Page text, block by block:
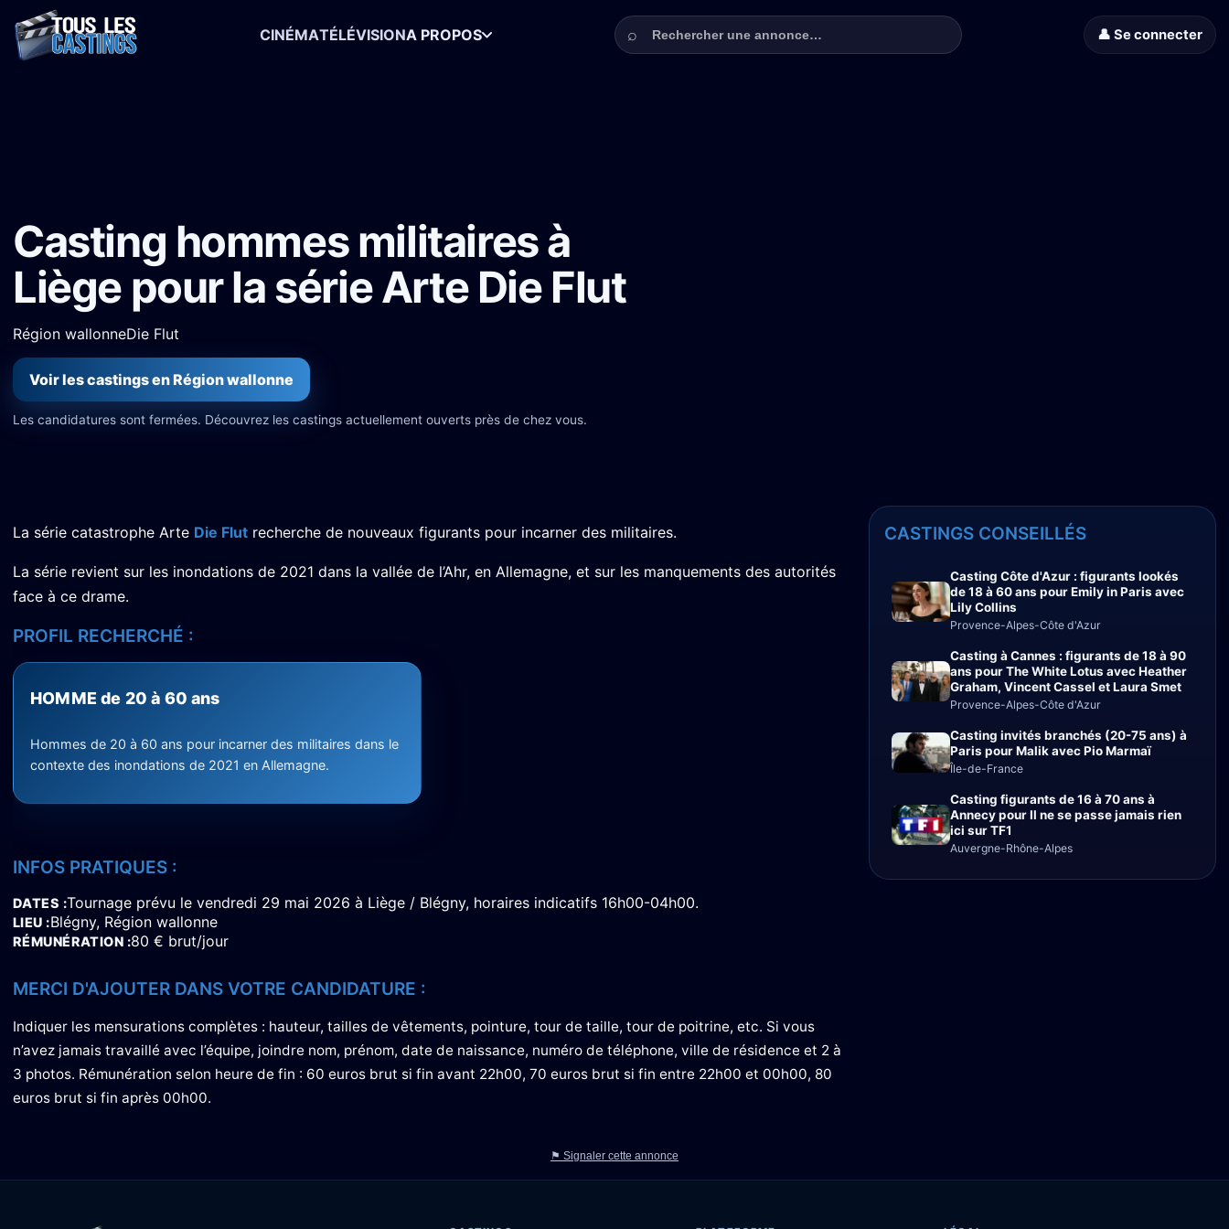
CINÉMATÉLÉVISIONA PROPOS Rechercher une annonce
⌕ 👤 Se connecter
Casting hommes militaires à
Liège pour la série Arte Die Flut
Région wallonneDie Flut
Voir les castings en Région wallonne
Les candidatures sont fermées. Découvrez les castings actuellement ouverts près de chez vous.
La série catastrophe Arte Die Flut recherche de nouveaux figurants pour incarner des militaires.
La série revient sur les inondations de 2021 dans la vallée de l’Ahr, en Allemagne, et sur les manquements des autorités
face à ce drame.
PROFIL RECHERCHÉ :
HOMME de 20 à 60 ans
Hommes de 20 à 60 ans pour incarner des militaires dans le
contexte des inondations de 2021 en Allemagne.
INFOS PRATIQUES :
DATES Tournage prévu le vendredi 29 mai 2026 à Liège / Blégny, horaires indicatifs 16h00-04h00.
LIEU Blégny, Région wallonne
RÉMUNÉRATION 80 € brut/jour
MERCI D'AJOUTER DANS VOTRE CANDIDATURE :
Indiquer les mensurations complètes : hauteur, tailles de vêtements, pointure, tour de taille, tour de poitrine, etc. Si vous
n’avez jamais travaillé avec l’équipe, joindre nom, prénom, date de naissance, numéro de téléphone, ville de résidence et 2 à
3 photos. Rémunération selon heure de fin : 60 euros brut si fin avant 22h00, 70 euros brut si fin entre 22h00 et 00h00, 80
euros brut si fin après 00h00.
CASTINGS CONSEILLÉS
Casting Côte d'Azur : figurants lookés
de 18 à 60 ans pour Emily in Paris avec
Lily Collins
Provence-Alpes-Côte d'Azur
Casting à Cannes : figurants de 18 à 90
ans pour The White Lotus avec Heather
Graham, Vincent Cassel et Laura Smet
Provence-Alpes-Côte d'Azur
Casting invités branchés (20-75 ans) à
Paris pour Malik avec Pio Marmaï
Île-de-France
Casting figurants de 16 à 70 ans à
Annecy pour Il ne se passe jamais rien
ici sur TF1
Auvergne-Rhône-Alpes
⚑ Signaler cette annonce